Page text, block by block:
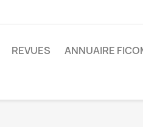
REVUES ANNUAIRE